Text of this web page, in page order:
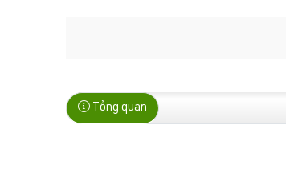
Tổng quan